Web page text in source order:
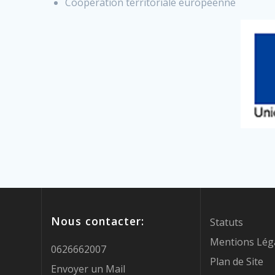
Nous contacter:
0626662007
Envoyer un Mail
Statuts
Mentions
Plan de Site